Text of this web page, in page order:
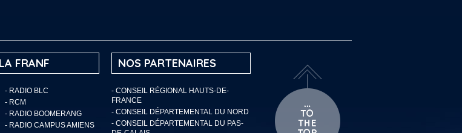
FRANF
- RADIO BLC
- RCM
- RADIO BOOMERANG
- RADIO CAMPUS AMIENS
NOS PARTENAIRES
- CONSEIL RÉGIONAL HAUTS-DE-
FRANCE
- CONSEIL DÉPARTEMENTAL DU NORD
- CONSEIL DÉPARTEMENTAL DU PAS-